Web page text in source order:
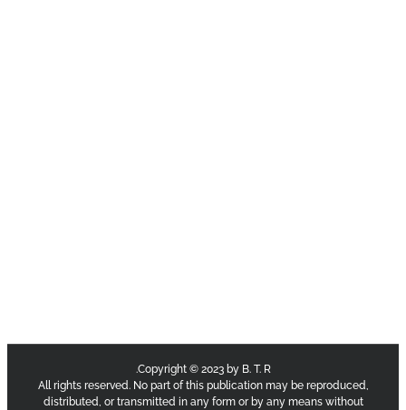
Copyright © 2023 by B. T. R.
All rights reserved. No part of this publication may be
distributed, or transmitted in any form or by any means